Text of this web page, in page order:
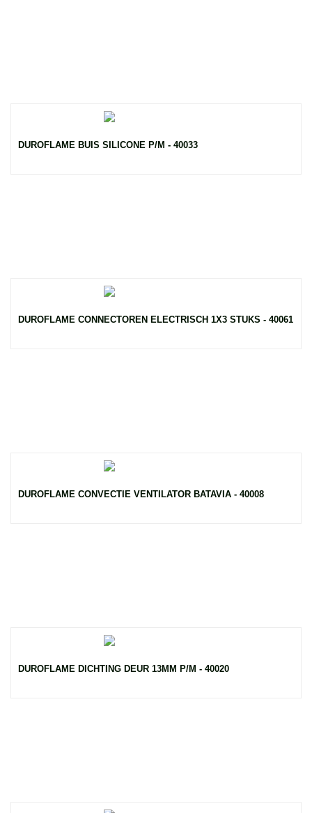
DUROFLAME BUIS SILICONE P/M - 40033
DUROFLAME CONNECTOREN ELECTRISCH 1X3 STUKS - 40061
DUROFLAME CONVECTIE VENTILATOR BATAVIA - 40008
DUROFLAME DICHTING DEUR 13MM P/M - 40020